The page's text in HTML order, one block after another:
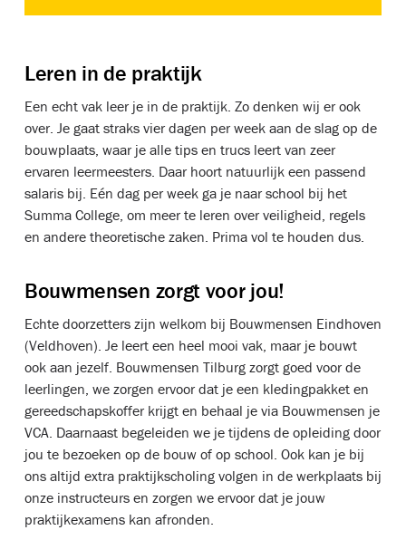
Leren in de praktijk
Een echt vak leer je in de praktijk. Zo denken wij er ook
over. Je gaat straks vier dagen per week aan de slag op de
bouwplaats, waar je alle tips en trucs leert van zeer
ervaren leermeesters. Daar hoort natuurlijk een passend
salaris bij. Eén dag per week ga je naar school bij het
Summa College, om meer te leren over veiligheid, regels
en andere theoretische zaken. Prima vol te houden dus.
Bouwmensen zorgt voor jou!
Echte doorzetters zijn welkom bij Bouwmensen Eindhoven
(Veldhoven). Je leert een heel mooi vak, maar je bouwt
ook aan jezelf. Bouwmensen Tilburg zorgt goed voor de
leerlingen, we zorgen ervoor dat je een kledingpakket en
gereedschapskoffer krijgt en behaal je via Bouwmensen je
VCA. Daarnaast begeleiden we je tijdens de opleiding door
jou te bezoeken op de bouw of op school. Ook kan je bij
ons altijd extra praktijkscholing volgen in de werkplaats bij
onze instructeurs en zorgen we ervoor dat je jouw
praktijkexamens kan afronden.